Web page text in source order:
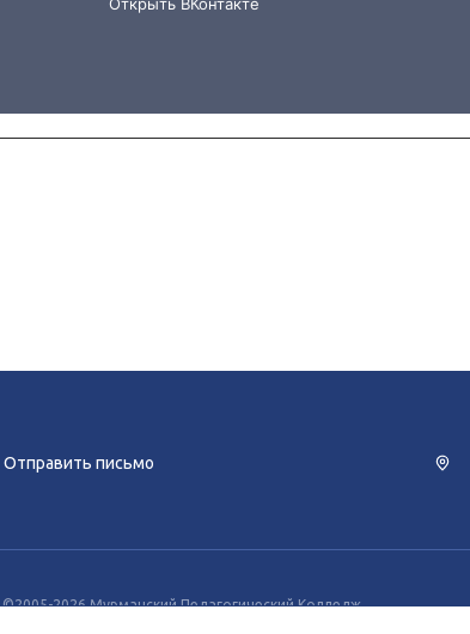
Отправить письмо
©2005-2026 Мурманский Педагогический Колледж.